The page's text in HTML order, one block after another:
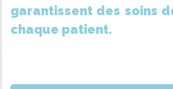
garantissent des soins
chaque patient.